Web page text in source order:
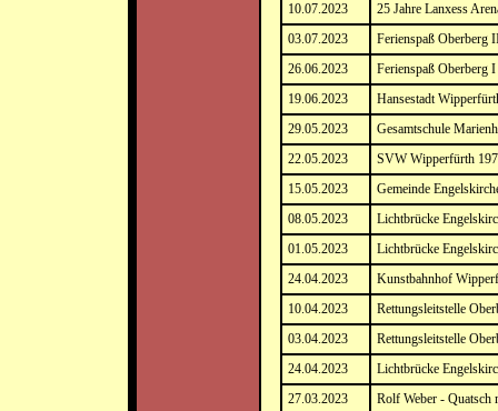
10.07.2023
25 Jahre Lanxess
03.07.2023
Ferienspaß Oberberg
26.06.2023
Ferienspaß Oberberg I
19.06.2023
Hansestadt
29.05.2023
Gesamtschule
22.05.2023
SVW Wipperfürth
15.05.2023
Gemeinde
08.05.2023
Lichtbrücke
01.05.2023
Lichtbrücke
24.04.2023
Kunstbahnhof
10.04.2023
Rettungsleitstelle
03.04.2023
Rettungsleitstelle
24.04.2023
Lichtbrücke
27.03.2023
Rolf Weber - Quatsch